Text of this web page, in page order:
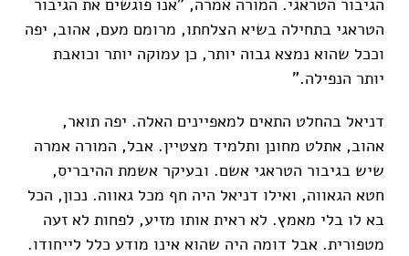
הטראגי בתחילה בשיא הצלחתו, מרומם מעם, אהוב, יפה
וככל שהוא נמצא גבוה יותר, כן עמוקה יותר וכואבת
יותר הנפילה."
דניאל בהחלט התאים למאפיינים האלה. יפה תואר,
אהוב, אתלט מחונן ותלמיד מצטיין. אבל, המורה אמרה
שיש בגיבור הטראגי אשם. ובעיקר אשמת ההיבריס,
חטא הגאווה, ואילו דניאל היה חף מכל גאווה. נכון, הכל
בא לו בלי מאמץ. לא ראית אותו מזיע, לפחות לא זעה
מטפורית. אבל דומה היה שהוא אינו מודע כלל לייחודו.